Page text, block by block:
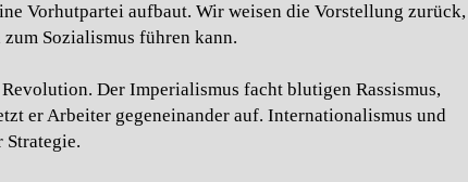
Vorhutpartei aufbaut. Wir weisen die Vorstellung zurück,
Sozialismus führen kann.
Der Imperialismus facht blutigen Rassismus,
er Arbeiter gegeneinander auf. Internationalismus und
Strategie.